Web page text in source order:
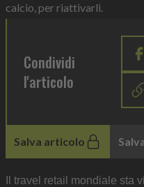
calcio, per riattivarli.
Condividi
l'articolo
Salva articolo
Il travel retail mondiale sta